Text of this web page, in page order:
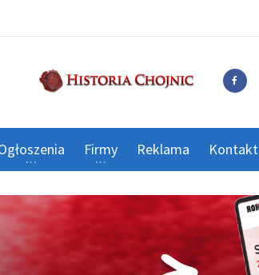
Firmy Reklama Kontakt